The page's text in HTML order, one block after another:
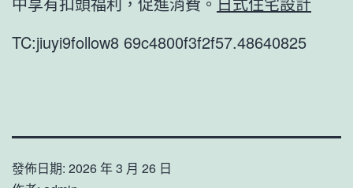
TC:jiuyi9follow8 69c4800f3f2f57.48640825
發佈日期: 2026 年 3 月 26 日